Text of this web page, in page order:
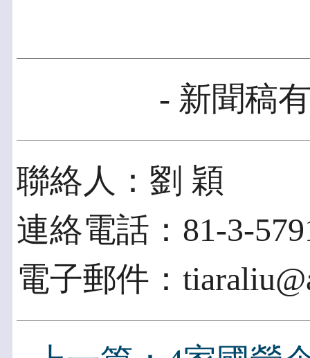
- 新聞稿
聯絡人：劉 穎
連絡電話：81-3-
電子郵件：